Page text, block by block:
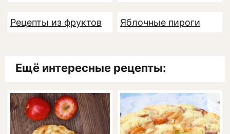
Рецепты из фруктов Яблочные пироги
Ещё интересные рецепты: